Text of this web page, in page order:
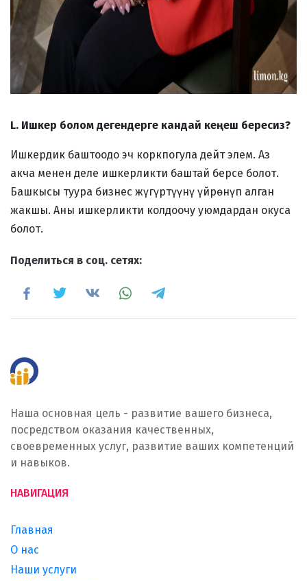
L. Ишкер болом дегендерге кандай кеңеш бересиз?
Ишкердик баштоодо эч коркпогула дейт элем. Аз
акча менен деле ишкерликти баштай берсе болот.
Башкысы туура бизнес жүгүртүүнү үйрөнүп алган
жакшы. Аны ишкерликти колдоочу уюмдардан окуса
болот.
Поделиться в соц. сетях:
Наша основная цель - развитие вашего бизнеса,
посредством оказания качественных,
своевременных услуг, развитие ваших компетенций
и навыков.
НАВИГАЦИЯ
Главная
О нас
Наши услуги